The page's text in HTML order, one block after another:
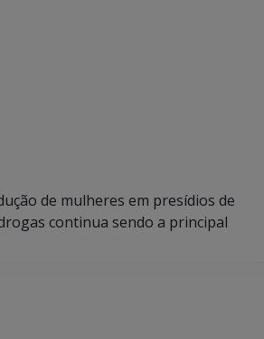
de mulheres em presídios de
continua sendo a principal